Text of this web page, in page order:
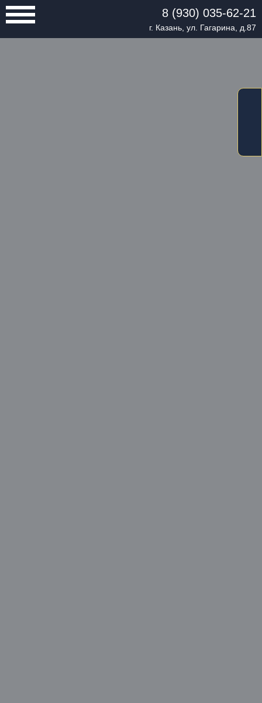
8 (930) 035-62-21
г. Казань, ул. Гагарина, д.87